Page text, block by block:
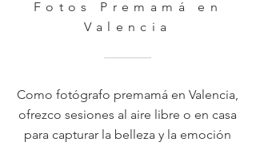
Fotos Premamá en
Valencia
Como fotógrafo premamá en Valencia,
ofrezco sesiones al aire libre o en casa
para capturar la belleza y la emoción